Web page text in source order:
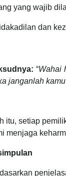
yang wajib
dan
“Wahai
janganlah
itu, setiap
menjaga